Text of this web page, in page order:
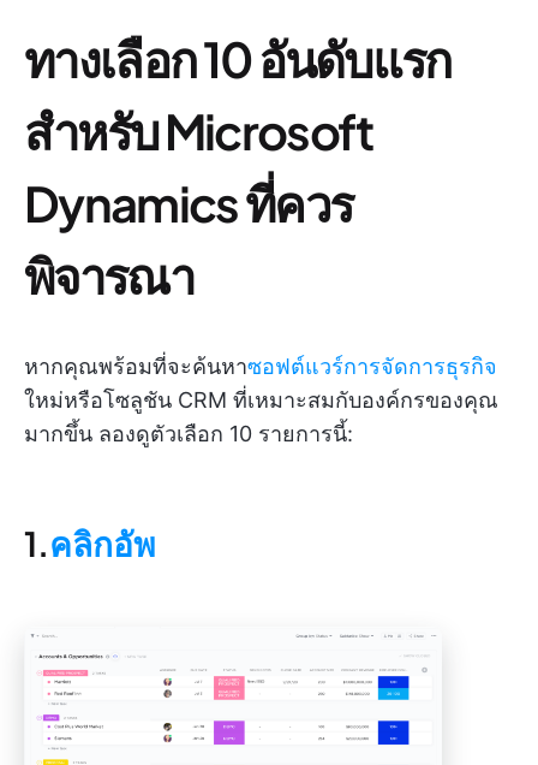
ทางเลือก 10 อันดับแรก
สำหรับ Microsoft
Dynamics ที่ควร
พิจารณา
หากคุณพร้อมที่จะค้นหาซอฟต์แวร์การจัดการธุรกิจ
ใหม่หรือโซลูชัน CRM ที่เหมาะสมกับองค์กรของคุณ
มากขึ้น ลองดูตัวเลือก 10 รายการนี้:
1.คลิกอัพ